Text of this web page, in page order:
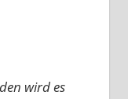
wird es